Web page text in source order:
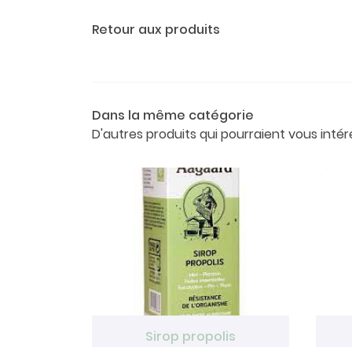
Retour aux produits
Dans la même catégorie
D'autres produits qui pourraient vous
Sirop propolis